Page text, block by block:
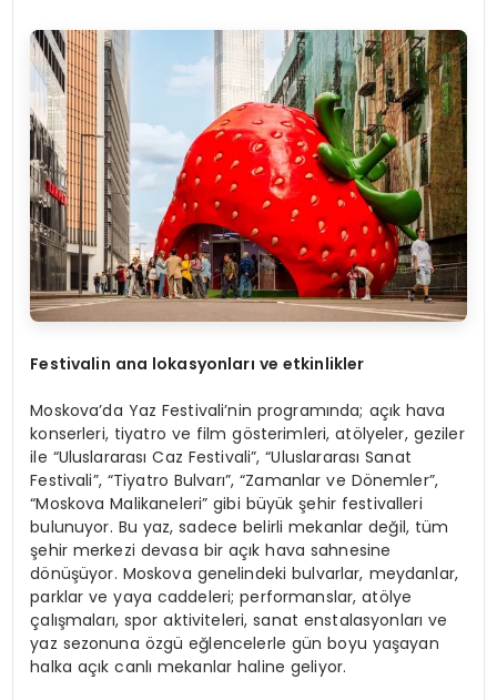
Festivalin ana lokasyonları ve etkinlikler
Moskova’da Yaz Festivali’nin programında; açık hava
konserleri, tiyatro ve film gösterimleri, atölyeler, geziler
ile “Uluslararası Caz Festivali”, “Uluslararası Sanat
Festivali”, “Tiyatro Bulvarı”, “Zamanlar ve Dönemler”,
“Moskova Malikaneleri” gibi büyük şehir festivalleri
bulunuyor. Bu yaz, sadece belirli mekanlar değil, tüm
şehir merkezi devasa bir açık hava sahnesine
dönüşüyor. Moskova genelindeki bulvarlar, meydanlar,
parklar ve yaya caddeleri; performanslar, atölye
çalışmaları, spor aktiviteleri, sanat enstalasyonları ve
yaz sezonuna özgü eğlencelerle gün boyu yaşayan
halka açık canlı mekanlar haline geliyor.